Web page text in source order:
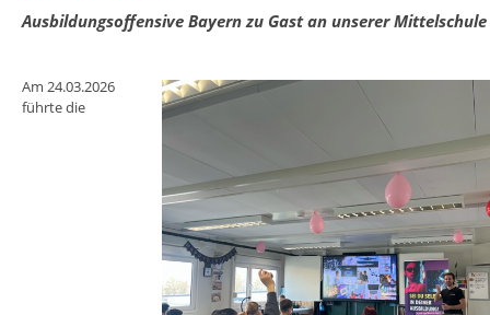
Ausbildungsoffensive Bayern zu Gast an unserer Mittelschule
Am 24.03.2026
führte die